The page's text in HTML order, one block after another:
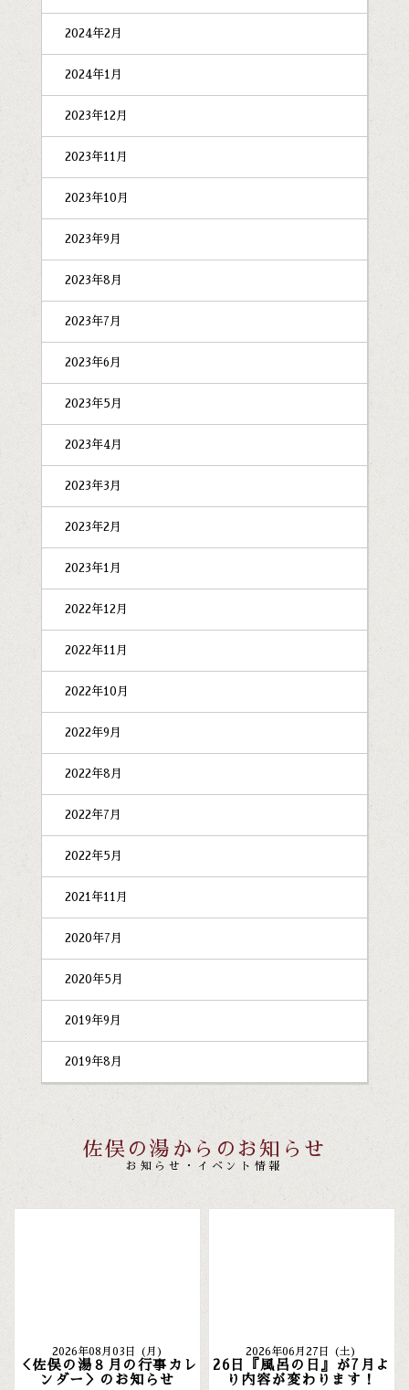
2024年2月
2024年1月
2023年12月
2023年11月
2023年10月
2023年9月
2023年8月
2023年7月
2023年6月
2023年5月
2023年4月
2023年3月
2023年2月
2023年1月
2022年12月
2022年11月
2022年10月
2022年9月
2022年8月
2022年7月
2022年5月
2021年11月
2020年7月
2020年5月
2019年9月
2019年8月
佐俣の湯からのお知らせ
お知らせ・イベント情報
2026年08月03日 (月)
＜佐俣の湯８月の行事カレ
ンダー＞のお知らせ
2026年06月27日 (土)
26日『風呂の日』が7月よ
り内容が変わります！